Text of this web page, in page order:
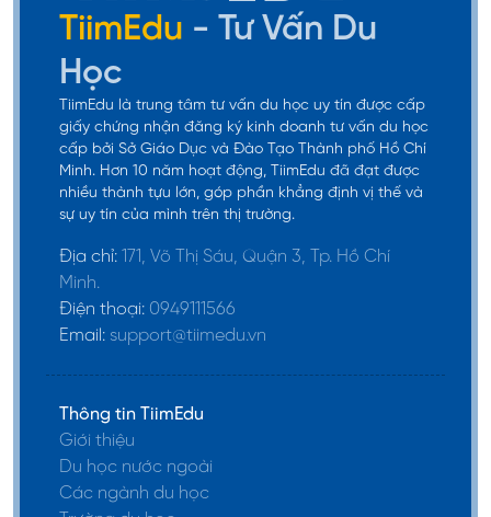
Quy trình xin visa 462 Úc khó
không?
Là một dạng thị thực tạm thời, quy trì xin visa 462
không quá khó với các bước cơ bản sau:
điều kiện của thị thực 462.
Giai đoạn 2 : Chuẩn bị hồ sơ, giấy tờ
Giai đoạn 3: Nộp hồ sơ và xin phí visa
Giai đoạn 4: Thông báo từ bộ di trú khi đã nhận
được hồ sơ của bạn.
Giai đoạn 5
Giai đoạn 6: Bộ di trú xét duyệt hồ sơ và đơn
xin visa
TiimEdu - Tư Vấn Du
Học
TiimEdu là trung tâm tư vấn du học uy tín được cấp
giấy chứng nhận đăng ký kinh doanh tư vấn du học
cấp bởi Sở Giáo Dục và Đào Tạo Thành phố Hồ Chí
Minh. Hơn 10 năm hoạt động, TiimEdu đã đạt được
nhiều thành tựu lớn, góp phần khẳng định vị thế và
sự uy tín của mình trên thị trường.
Địa chỉ: 171, Võ Thị Sáu, Quận 3, Tp. Hồ Chí
Minh.
Điện thoại: 0949111566
Email: support@tiimedu.vn
Thông tin TiimEdu
Giới thiệu
Du học nước ngoài
Các ngành du học